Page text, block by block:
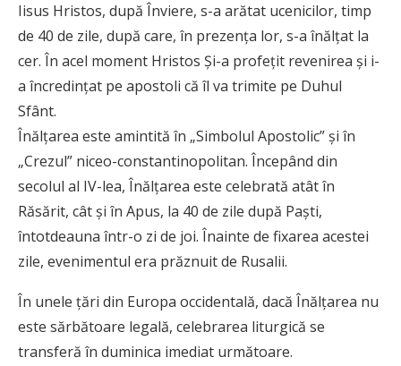
Iisus Hristos, după Înviere, s-a arătat ucenicilor, timp
de 40 de zile, după care, în prezenţa lor, s-a înălţat la
cer. În acel moment Hristos Și-a profeţit revenirea şi i-
a încredinţat pe apostoli că îl va trimite pe Duhul
Sfânt.
Înălţarea este amintită în „Simbolul Apostolic” şi în
„Crezul” niceo-constantinopolitan. Începând din
secolul al IV-lea, Înălţarea este celebrată atât în
Răsărit, cât şi în Apus, la 40 de zile după Paşti,
întotdeauna într-o zi de joi. Înainte de fixarea acestei
zile, evenimentul era prăznuit de Rusalii.
În unele ţări din Europa occidentală, dacă Înălţarea nu
este sărbătoare legală, celebrarea liturgică se
transferă în duminica imediat următoare.